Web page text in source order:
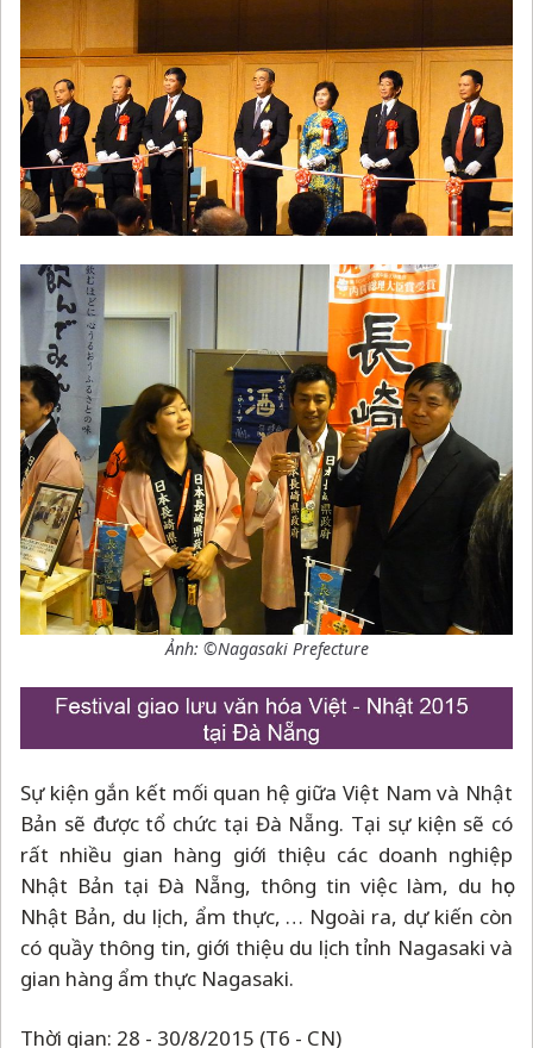
Ảnh: ©Nagasaki Prefecture
Sự kiện gắn kết mối quan hệ giữa Việt Nam và Nhật
Bản sẽ được tổ chức tại Đà Nẵng. Tại sự kiện sẽ có
rất nhiều gian hàng giới thiệu các doanh nghiệp
Nhật Bản tại Đà Nẵng, thông tin việc làm, du học
Nhật Bản, du lịch, ẩm thực, … Ngoài ra, dự kiến còn
có quầy thông tin, giới thiệu du lịch tỉnh Nagasaki và
gian hàng ẩm thực Nagasaki.
Thời gian: 28 - 30/8/2015 (T6 - CN)